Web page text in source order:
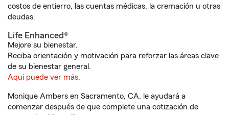
costos de entierro, las cuentas médicas, la cremación u otras
deudas.
Life Enhanced®
Mejore su bienestar.
Reciba orientación y motivación para reforzar las áreas clave
de su bienestar general.
Aquí puede ver más.
Monique Ambers en Sacramento, CA, le ayudará a
comenzar después de que complete una cotización de